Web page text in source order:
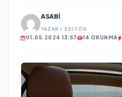
ASABI
YAZAR / EDITÖR
01.05.2024 13:57 14 OKUNMA